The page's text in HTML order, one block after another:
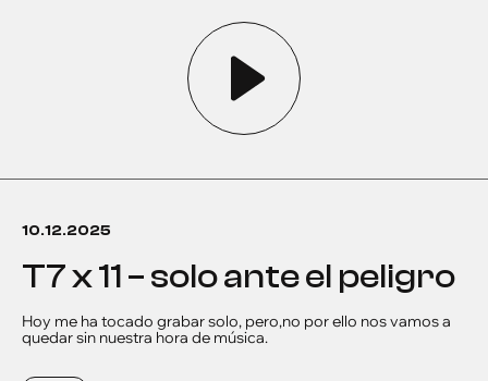
10.12.2025
t7 x 11 – solo ante el peligro
Hoy me ha tocado grabar solo, pero,no por ello nos vamos a
quedar sin nuestra hora de música.